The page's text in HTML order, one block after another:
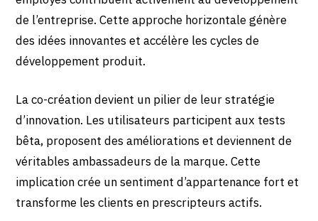
de l’entreprise. Cette approche horizontale génère
des idées innovantes et accélère les cycles de
développement produit.
La co-création devient un pilier de leur stratégie
d’innovation. Les utilisateurs participent aux tests
bêta, proposent des améliorations et deviennent de
véritables ambassadeurs de la marque. Cette
implication crée un sentiment d’appartenance fort et
transforme les clients en prescripteurs actifs.